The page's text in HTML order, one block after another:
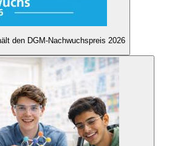
den DGM-Nachwuchspreis 2026